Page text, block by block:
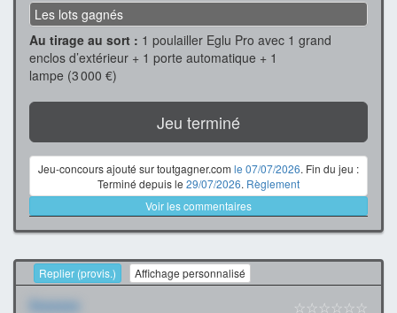
Les lots gagnés
Au tirage au sort : 1 poulailler Eglu Pro avec 1 grand
enclos d’extérieur + 1 porte automatique + 1
lampe (3 000 €)
Jeu terminé
Jeu-concours ajouté sur toutgagner.com le 07/07/2026. Fin du jeu :
Terminé depuis le 29/07/2026. Règlement
Voir les commentaires
Replier (provis.) Affichage personnalisé
Xxxxxxx ☆☆☆☆☆☆